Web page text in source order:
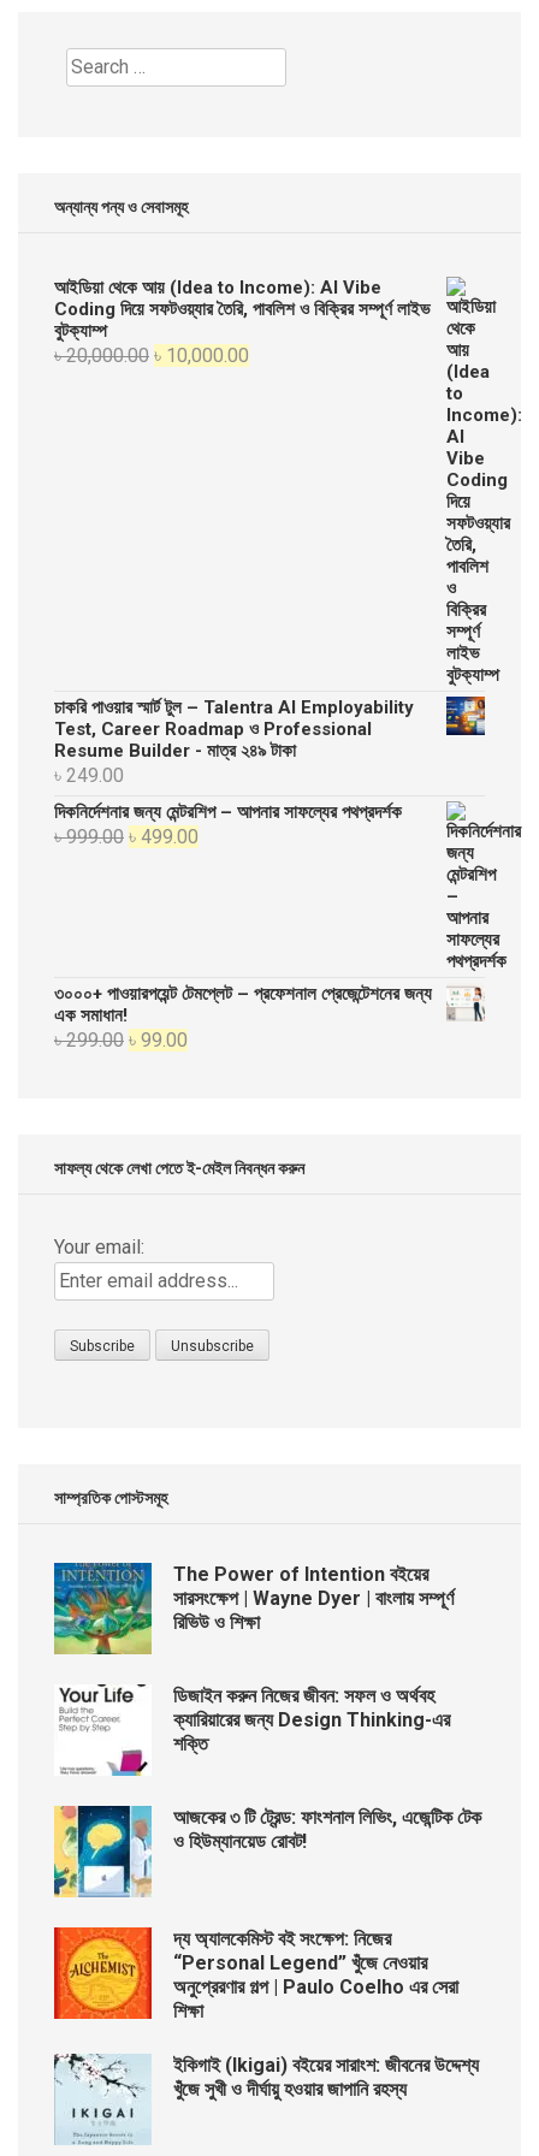
Search
for:
অন্যান্য পন্য ও সেবাসমূহ
আইডিয়া থেকে আয় (Idea to Income): AI Vibe
Coding দিয়ে সফটওয়্যার তৈরি, পাবলিশ ও বিক্রির সম্পূর্ণ লাইভ
বুটক্যাম্প
৳20,000.00 Original
৳ 10,000.00
চাকরি পাওয়ার স্মার্ট টুল – Talentra AI Employability
Test, Career Roadmap ও Professional
Resume Builder - মাত্র ২৪৯ টাকা
৳ 249.00
দিকনির্দেশনার জন্য মেন্টরশিপ – আপনার সাফল্যের পথপ্রদর্শক
৳999.00 Original
৳ 499.00
৩০০০+ পাওয়ারপয়েন্ট টেমপ্লেট – প্রফেশনাল প্রেজেন্টেশনের জন্য
এক সমাধান!
৳299.00 Original
৳ 99.00
সাফল্য থেকে লেখা পেতে ই-মেইল নিবন্ধন করুন
Your email:
সাম্প্রতিক পোস্টসমূহ
The Power of Intention বইয়ের
সারসংক্ষেপ | Wayne Dyer | বাংলায় সম্পূর্ণ
রিভিউ ও শিক্ষা
ডিজাইন করুন নিজের জীবন: সফল ও অর্থবহ
ক্যারিয়ারের জন্য Design Thinking-এর
শক্তি
আজকের ৩ টি ট্রেন্ড: ফাংশনাল লিভিং, এজেন্টিক টেক
ও হিউম্যানয়েড রোবট!
দ্য অ্যালকেমিস্ট বই সংক্ষেপ: নিজের
“Personal Legend” খুঁজে নেওয়ার
অনুপ্রেরণার গল্প | Paulo Coelho এর সেরা
শিক্ষা
ইকিগাই (Ikigai) বইয়ের সারাংশ: জীবনের উদ্দেশ্য
খুঁজে সুখী ও দীর্ঘায়ু হওয়ার জাপানি রহস্য